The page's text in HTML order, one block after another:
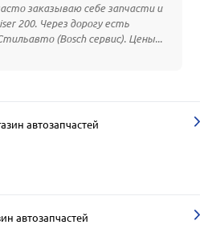
заказываю себе запчасти и
200. Через дорогу есть
(Bosch сервис). Цены...
автозапчастей
автозапчастей